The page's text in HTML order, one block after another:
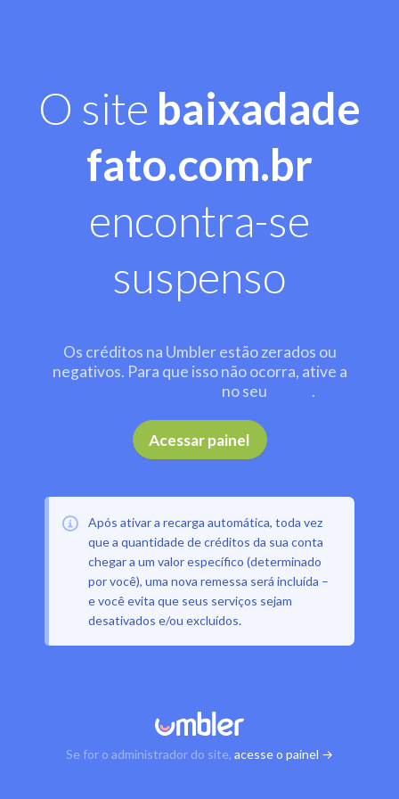
O site baixadade
fato.com.br
encontra-se
suspenso
Os créditos na Umbler estão zerados ou
negativos. Para que isso não ocorra, ative a
no seu .
Acessar painel
Após ativar a recarga automática, toda vez
que a quantidade de créditos da sua conta
chegar a um valor específico (determinado
por você), uma nova remessa será incluída –
e você evita que seus serviços sejam
desativados e/ou excluídos.
Se for o administrador do site, acesse o painel →